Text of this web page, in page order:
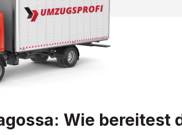
Wie bereitest